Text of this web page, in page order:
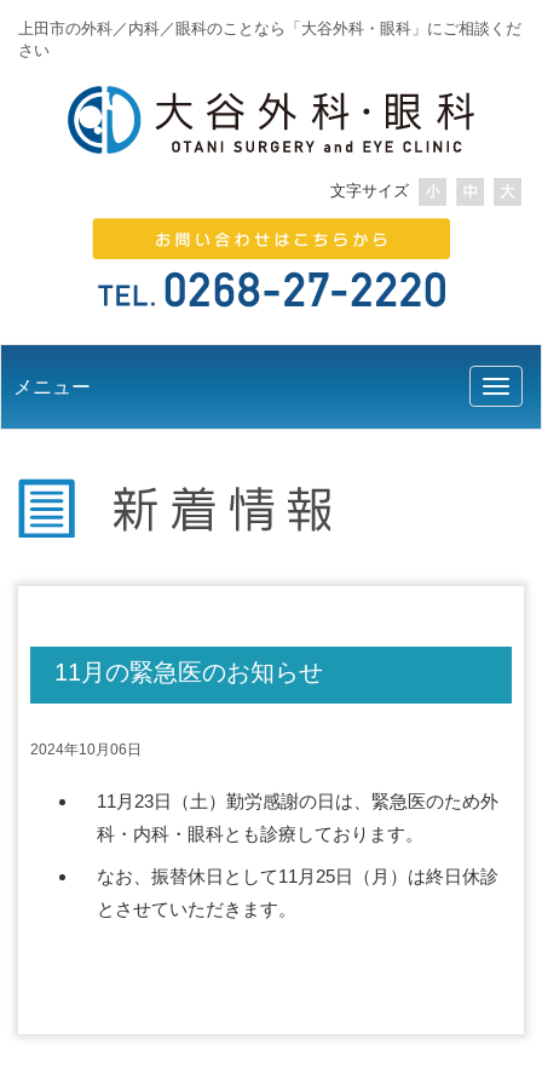
上田市の外科／内科／眼科のことなら「大谷外科・眼科」にご相談くだ
さい
文字サイズ
メニュー
11月の緊急医のお知らせ
2024年10月06日
11月23日（土）勤労感謝の日は、緊急医のため外
科・内科・眼科とも診療しております。
なお、振替休日として11月25日（月）は終日休診
とさせていただきます。